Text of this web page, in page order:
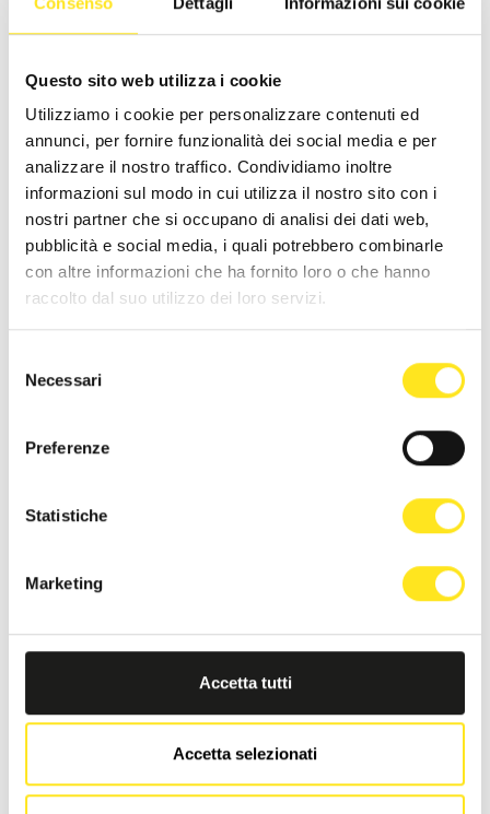
Questo sito web utilizza i cookie
Utilizziamo i cookie per personalizzare contenuti ed
annunci, per fornire funzionalità dei social media e per
analizzare il nostro traffico. Condividiamo inoltre
informazioni sul modo in cui utilizza il nostro sito con i
nostri partner che si occupano di analisi dei dati web,
pubblicità e social media, i quali potrebbero combinarle
con altre informazioni che ha fornito loro o che hanno
raccolto dal suo utilizzo dei loro servizi.
delNecessari
Preferenze
Statistiche
Marketing
Accetta tutti
Accetta selezionati
16 - 18 AGOSTO 2026 / 21:00
L'IMPORTANZA DI CHIAMARSI ERNESTO -
COMPAGNIA G.O.D.O.T.
DONNAFUGATA
Sulla scalinata del Castello di Donnafugata la Compagnia G.o.D.o.T.
propone Oscar Wilde, dal 16 al 18 e dal 22 al 23 agosto 2026, ore
SOGNO D'ESTATE - DONNAFUGATA MUSIC